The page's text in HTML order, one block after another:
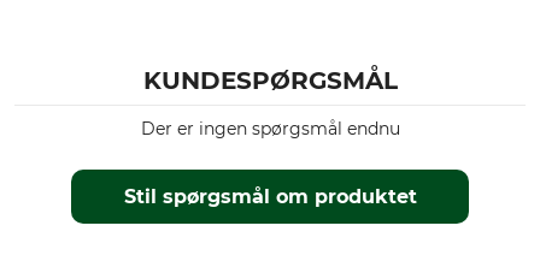
KUNDESPØRGSMÅL
Stil spørgsmål om produktet
Der er ingen spørgsmål endnu